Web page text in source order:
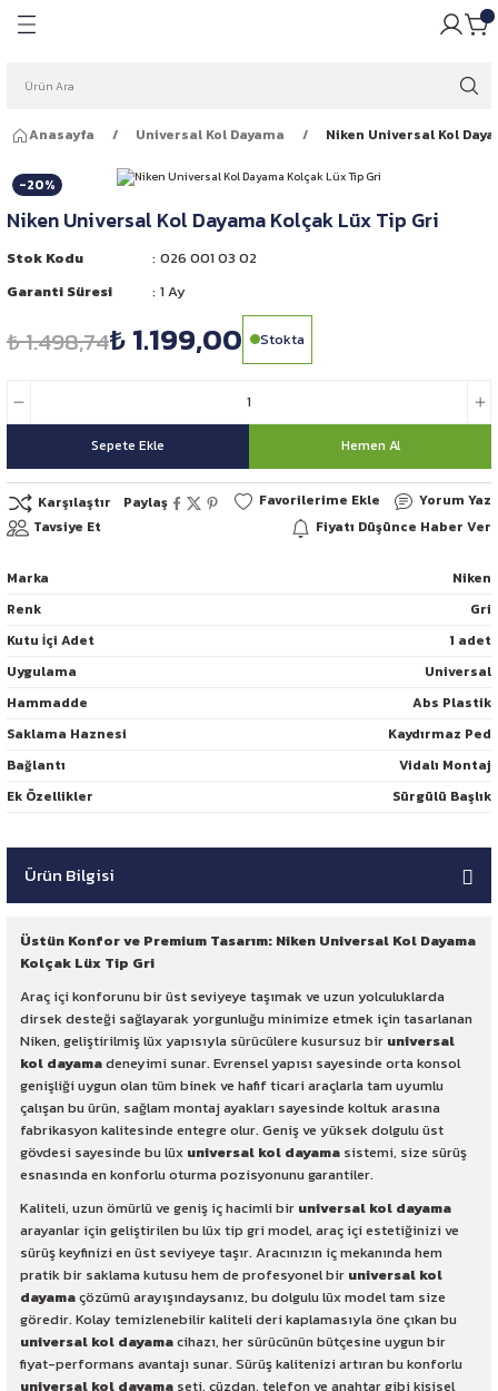
Ampulleri
Ampulleri
Ampulleri
Anasayfa Universal Kol Dayama Niken Universal Kol
-20%
Niken Universal Kol Dayama Kolçak Lüx Tip Gri
Stok Kodu
026 001 03 02
Garanti Süresi
1 Ay
₺ 1.498,74₺ 1.199,00 Stokta
Sepete Ekle Hemen Al
Karşılaştır Paylaş
Yorum Yaz
Tavsiye Et
Fiyatı Düşünce Haber Ver
Marka
Niken
Renk
Gri
Kutu İçi Adet
1 adet
Uygulama
Universal
Hammadde
Abs Plastik
Saklama Haznesi
Kaydırmaz Ped
Bağlantı
Vidalı Montaj
Ek Özellikler
Sürgülü Başlık
Ürün Bilgisi
Üstün Konfor ve Premium Tasarım: Niken Universal Kol Dayama
Kolçak Lüx Tip Gri
Araç içi konforunu bir üst seviyeye taşımak ve uzun yolculuklarda
dirsek desteği sağlayarak yorgunluğu minimize etmek için tasarlanan
Niken, geliştirilmiş lüx yapısıyla sürücülere kusursuz bir universal
kol dayamadeneyimi sunar. Evrensel yapısı sayesinde orta konsol
genişliği uygun olan tüm binek ve hafif ticari araçlarla tam uyumlu
çalışan bu ürün, sağlam montaj ayakları sayesinde koltuk arasına
fabrikasyon kalitesinde entegre olur. Geniş ve yüksek dolgulu üst
gövdesi sayesinde bu lüx universal kol dayama sistemi, size sürüş
esnasında en konforlu oturma pozisyonunu garantiler.
Kaliteli, uzun ömürlü ve geniş iç hacimli bir universal kol dayama
arayanlar için geliştirilen bu lüx tip gri model, araç içi estetiğinizi ve
sürüş keyfinizi en üst seviyeye taşır. Aracınızın iç mekanında hem
pratik bir saklama kutusu hem de profesyonel bir universal kol
dayamaçözümü arayışındaysanız, bu dolgulu lüx model tam size
göredir. Kolay temizlenebilir kaliteli deri kaplamasıyla öne çıkan bu
universal kol dayamacihazı, her sürücünün bütçesine uygun bir
fiyat-performans avantajı sunar. Sürüş kalitenizi artıran bu konforlu
universal kol dayama seti, cüzdan, telefon ve anahtar gibi kişisel